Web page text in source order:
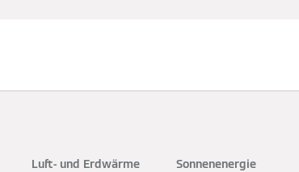
Luft- und Erdwärme Sonnenenergie